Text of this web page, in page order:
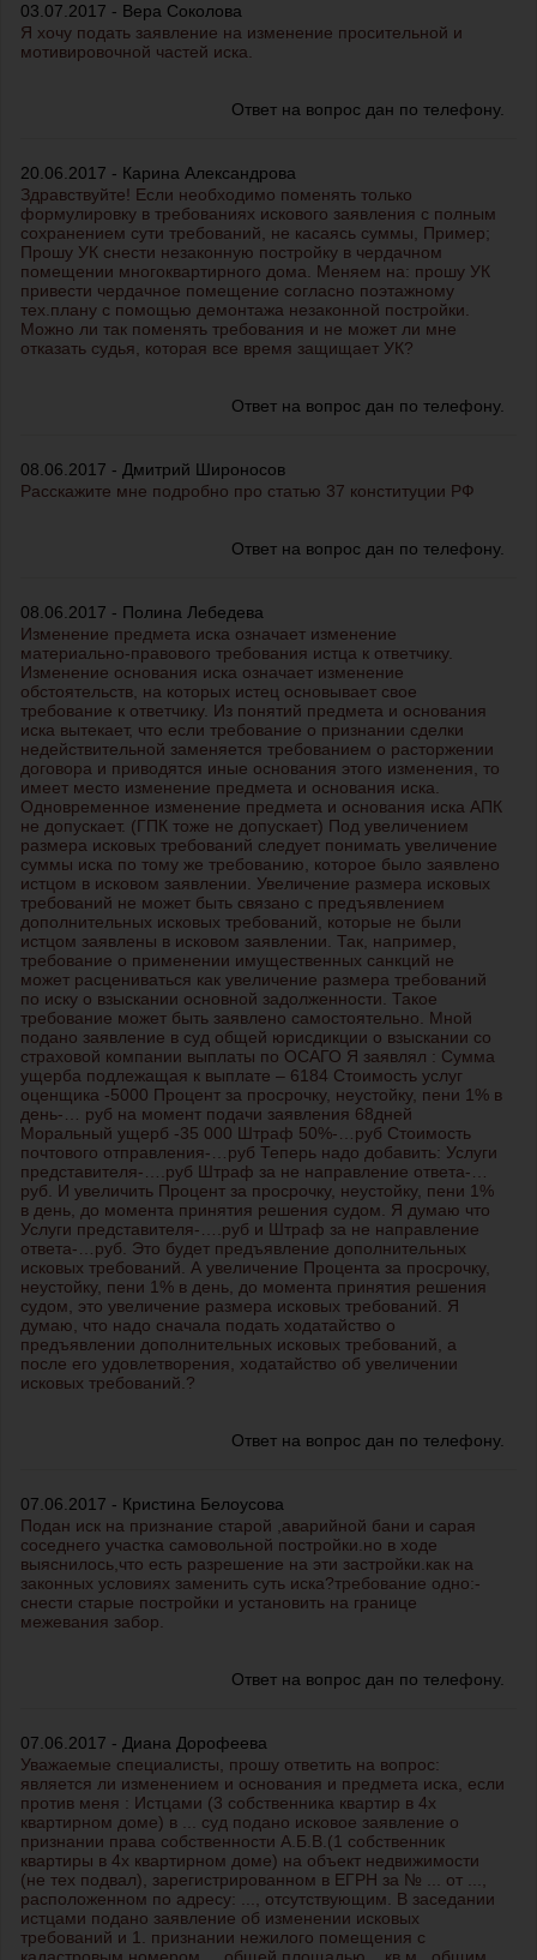
03.07.2017 - Вера Соколова
Я хочу подать заявление на изменение просительной и
мотивировочной частей иска.
Ответ на вопрос дан по телефону.
20.06.2017 - Карина Александрова
Здравствуйте! Если необходимо поменять только
формулировку в требованиях искового заявления с полным
сохранением сути требований, не касаясь суммы, Пример;
Прошу УК снести незаконную постройку в чердачном
помещении многоквартирного дома. Меняем на: прошу УК
привести чердачное помещение согласно поэтажному
тех.плану с помощью демонтажа незаконной постройки.
Можно ли так поменять требования и не может ли мне
отказать судья, которая все время защищает УК?
Ответ на вопрос дан по телефону.
08.06.2017 - Дмитрий Широносов
Расскажите мне подробно про статью 37 конституции РФ
Ответ на вопрос дан по телефону.
08.06.2017 - Полина Лебедева
Изменение предмета иска означает изменение
материально-правового требования истца к ответчику.
Изменение основания иска означает изменение
обстоятельств, на которых истец основывает свое
требование к ответчику. Из понятий предмета и основания
иска вытекает, что если требование о признании сделки
недействительной заменяется требованием о расторжении
договора и приводятся иные основания этого изменения, то
имеет место изменение предмета и основания иска.
Одновременное изменение предмета и основания иска АПК
не допускает. (ГПК тоже не допускает) Под увеличением
размера исковых требований следует понимать увеличение
суммы иска по тому же требованию, которое было заявлено
истцом в исковом заявлении. Увеличение размера исковых
требований не может быть связано с предъявлением
дополнительных исковых требований, которые не были
истцом заявлены в исковом заявлении. Так, например,
требование о применении имущественных санкций не
может расцениваться как увеличение размера требований
по иску о взыскании основной задолженности. Такое
требование может быть заявлено самостоятельно. Мной
подано заявление в суд общей юрисдикции о взыскании со
страховой компании выплаты по ОСАГО Я заявлял : Сумма
ущерба подлежащая к выплате – 6184 Стоимость услуг
оценщика -5000 Процент за просрочку, неустойку, пени 1% в
день-… руб на момент подачи заявления 68дней
Моральный ущерб -35 000 Штраф 50%-…руб Стоимость
почтового отправления-…руб Теперь надо добавить: Услуги
представителя-….руб Штраф за не направление ответа-…
руб. И увеличить Процент за просрочку, неустойку, пени 1%
в день, до момента принятия решения судом. Я думаю что
Услуги представителя-….руб и Штраф за не направление
ответа-…руб. Это будет предъявление дополнительных
исковых требований. А увеличение Процента за просрочку,
неустойку, пени 1% в день, до момента принятия решения
судом, это увеличение размера исковых требований. Я
думаю, что надо сначала подать ходатайство о
предъявлении дополнительных исковых требований, а
после его удовлетворения, ходатайство об увеличении
исковых требований.?
Ответ на вопрос дан по телефону.
07.06.2017 - Кристина Белоусова
Подан иск на признание старой ,аварийной бани и сарая
соседнего участка самовольной постройки.но в ходе
выяснилось,что есть разрешение на эти застройки.как на
законных условиях заменить суть иска?требование одно:-
снести старые постройки и установить на границе
межевания забор.
Ответ на вопрос дан по телефону.
07.06.2017 - Диана Дорофеева
Уважаемые специалисты, прошу ответить на вопрос:
является ли изменением и основания и предмета иска, если
против меня : Истцами (3 собственника квартир в 4х
квартирном доме) в ... суд подано исковое заявление о
признании права собственности А.Б.В.(1 собственник
квартиры в 4х квартирном доме) на объект недвижимости
(не тех подвал), зарегистрированном в ЕГРН за № ... от ...,
расположенном по адресу: ..., отсутствующим. В заседании
истцами подано заявление об изменении исковых
требований и 1. признании нежилого помещения с